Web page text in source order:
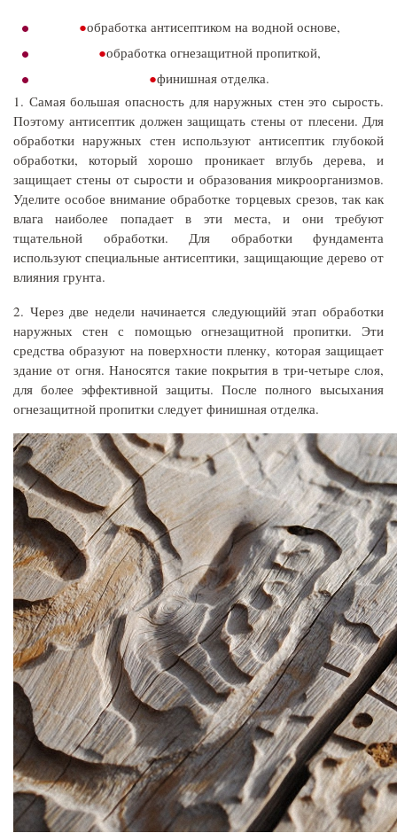
обработка антисептиком на водной основе,
обработка огнезащитной пропиткой,
финишная отделка.
1. Самая большая опасность для наружных стен это сырость.
Поэтому антисептик должен защищать стены от плесени. Для
обработки наружных стен используют антисептик глубокой
обработки, который хорошо проникает вглубь дерева, и
защищает стены от сырости и образования микроорганизмов.
Уделите особое внимание обработке торцевых срезов, так как
влага наиболее попадает в эти места, и они требуют
тщательной обработки. Для обработки фундамента
используют специальные антисептики, защищающие дерево от
влияния грунта.
2. Через две недели начинается следующийй этап обработки
наружных стен с помощью огнезащитной пропитки. Эти
средства образуют на поверхности пленку, которая защищает
здание от огня. Наносятся такие покрытия в три-четыре слоя,
для более эффективной защиты. После полного высыхания
огнезащитной пропитки следует финишная отделка.